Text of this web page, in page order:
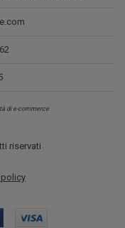
di e-commerce
riservati
policy